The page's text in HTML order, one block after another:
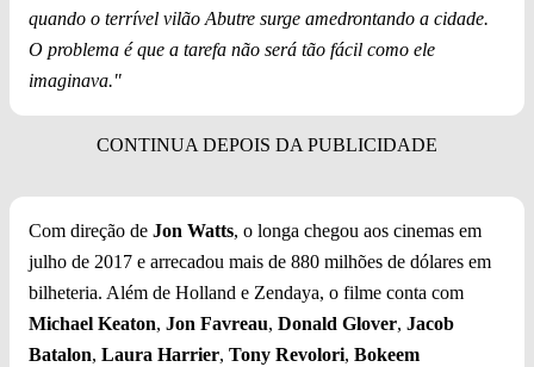
quando o terrível vilão Abutre surge amedrontando a cidade.
O problema é que a tarefa não será tão fácil como ele
imaginava."
Com direção de Jon Watts, o longa chegou aos cinemas em
julho de 2017 e arrecadou mais de 880 milhões de dólares em
bilheteria. Além de Holland e Zendaya, o filme conta com
Michael Keaton, Jon Favreau, Donald Glover, Jacob
Batalon, Laura Harrier, Tony Revolori, Bokeem